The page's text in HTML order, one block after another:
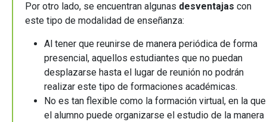
Por otro lado, se encuentran algunas desventajas con
este tipo de modalidad de enseñanza:
Al tener que reunirse de manera periódica de forma
presencial, aquellos estudiantes que no puedan
desplazarse hasta el lugar de reunión no podrán
realizar este tipo de formaciones académicas.
No es tan flexible como la formación virtual, en la que
el alumno puede organizarse el estudio de la manera